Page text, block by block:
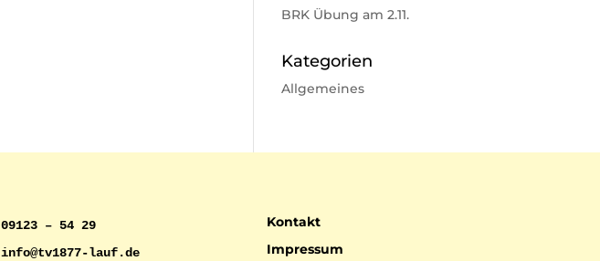
BRK Übung am 2.11.
Kategorien
Allgemeines
09123 – 54 29
info@tv1877-lauf.de
Kontakt
Impressum